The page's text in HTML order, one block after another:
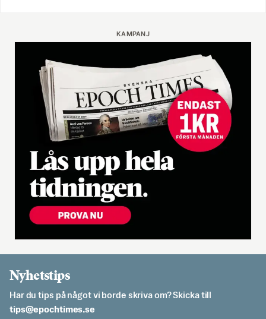
KAMPANJ
Nyhetstips
Har du tips på något vi borde skriva om? Skicka till
es.semithcope@spit